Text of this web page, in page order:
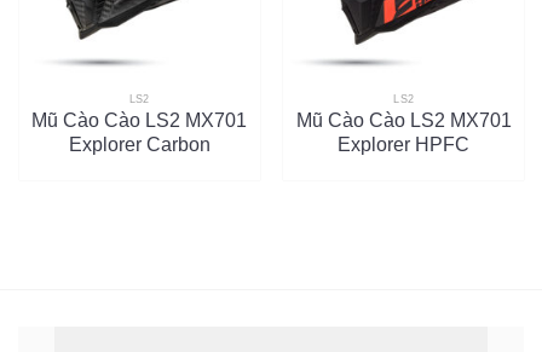
LS2
Mũ Cào Cào LS2 MX701
Explorer Carbon
LS2
Mũ Cào Cào LS2 MX701
Explorer HPFC